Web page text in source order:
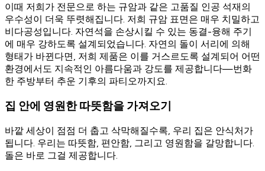
이때 저희가 전문으로 하는 규암과 같은 고품질 인공 석재의
우수성이 더욱 뚜렷해집니다. 저희 규암 표면은 매우 치밀하고
비다공성입니다. 자연석을 손상시킬 수 있는 동결-융해 주기
에 매우 강하도록 설계되었습니다. 자연의 돌이 서리에 의해
형태가 바뀐다면, 저희 제품은 이를 거스르도록 설계되어 어떤
환경에서도 지속적인 아름다움과 강도를 제공합니다—번화
한 주방부터 추운 기후의 파티오까지요.
집 안에 영원한 따뜻함을 가져오기
바깥 세상이 점점 더 춥고 삭막해질수록, 우리 집은 안식처가
됩니다. 우리는 따뜻함, 편안함, 그리고 영원함을 갈망합니다.
돌은 바로 그걸 제공합니다.